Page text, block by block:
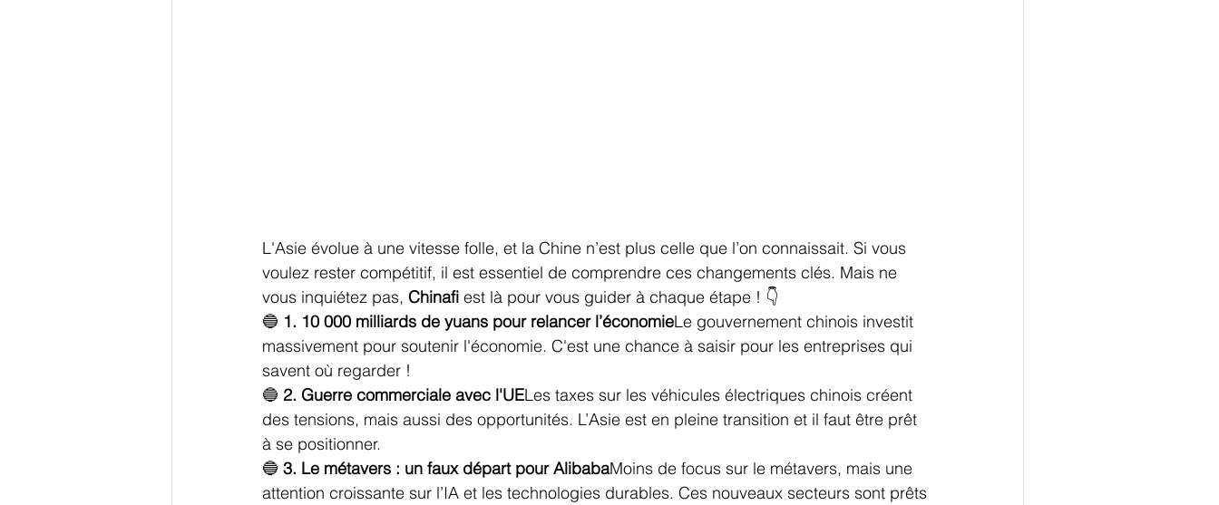
L'Asie évolue à une vitesse folle, et la Chine n’est plus celle que l’on connaissait. Si vous
voulez rester compétitif, il est essentiel de comprendre ces changements clés. Mais ne
vous inquiétez pas, Chinafi est là pour vous guider à chaque étape ! 👇
🔵 1. 10 000 milliards de yuans pour relancer l’économieLe gouvernement chinois investit
massivement pour soutenir l'économie. C'est une chance à saisir pour les entreprises qui
savent où regarder !
🔵 2. Guerre commerciale avec l'UELes taxes sur les véhicules électriques chinois créent
des tensions, mais aussi des opportunités. L’Asie est en pleine transition et il faut être prêt
à se positionner.
🔵 3. Le métavers : un faux départ pour AlibabaMoins de focus sur le métavers, mais une
attention croissante sur l’IA et les technologies durables. Ces nouveaux secteurs sont prêts